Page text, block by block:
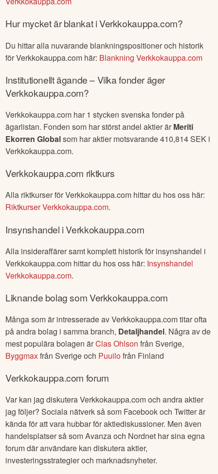
Hur mycket är blankat iVerkkokauppa.com?
Du hittar alla nuvarande blankningspositioner och historik
förVerkkokauppa.com här: BlankningVerkkokauppa.com
Institutionellt ägande – Vilka fonder äger
Verkkokauppa.com?
Verkkokauppa.com har 1 stycken svenska fonder på
ägarlistan. Fonden som har störst andel aktier är Meriti
Ekorren Globalsom har aktier motsvarande410,814SEK i
Verkkokauppa.com.
Verkkokauppa.com riktkurs
Alla riktkurser förVerkkokauppa.com hittar du hos oss här:
RiktkurserVerkkokauppa.com.
Insynshandel iVerkkokauppa.com
Alla insideraffärer samt komplett historik för insynshandel i
Verkkokauppa.com hittar du hos oss här: Insynshandel
Verkkokauppa.com.
Liknande bolag somVerkkokauppa.com
Många som är intresserade avVerkkokauppa.comtitar ofta
på andra bolag i samma branch, Detaljhandel. Några av de
mest populära bolagen ärClas Ohlson frånSverige,
ByggmaxfrånSverigeoch Puuilofrån Finland
Verkkokauppa.com forum
Var kan jag diskuteraVerkkokauppa.comoch andra aktier
jag följer? Sociala nätverk så som Facebook och Twitter är
kända för att vara hubbar för aktiediskussioner. Men även
handelsplatser så som Avanza och Nordnet har sina egna
forum där användare kan diskutera aktier,
investeringsstrategier och marknadsnyheter.